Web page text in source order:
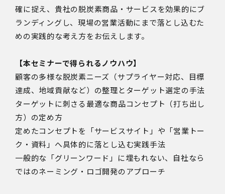
確に捉え、貴社の脱炭素商品・サービスを効果的にブ
ランディングし、現場の営業活動にまで落とし込むた
めの実践的な考え方をお伝えします。
【本セミナーで得られるノウハウ】
顧客の多様な脱炭素ニーズ（サプライヤー対応、目標
達成、地域貢献など）の整理とターゲット選定の手法
ターゲットに刺さる最適な商品コンセプト（打ち出し
方）の定め方
定めたコンセプトを「サービスサイト」や「営業トー
ク・資料」へ具体的に落とし込む実践手法
一般的な「グリーンワード」に埋もれない、自社なら
ではのネーミング・ロゴ開発のアプローチ